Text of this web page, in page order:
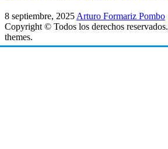
8 septiembre, 2025 Arturo Formariz Pombo
Copyright © Todos los derechos reservados.
themes.